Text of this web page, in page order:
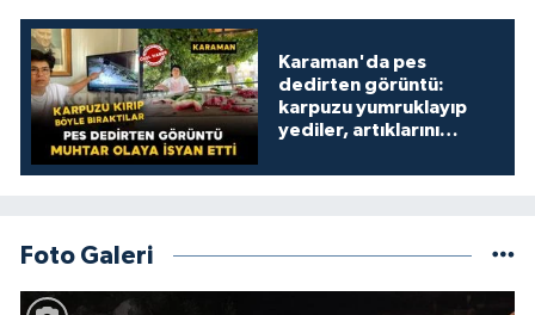
Karaman'da pes
dedirten görüntü:
karpuzu yumruklayıp
yediler, artıklarını
Foto Galeri